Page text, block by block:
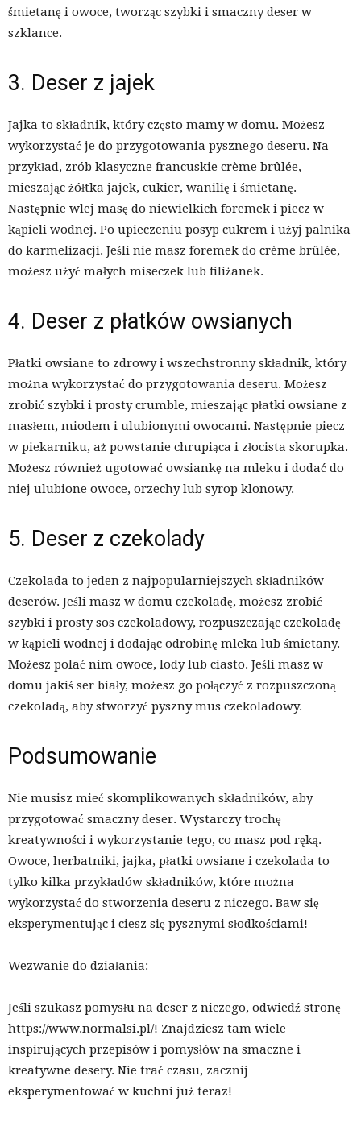
śmietanę i owoce, tworząc szybki i smaczny deser w
szklance.
3. Deser z jajek
Jajka to składnik, który często mamy w domu. Możesz
wykorzystać je do przygotowania pysznego deseru. Na
przykład, zrób klasyczne francuskie crème brûlée,
mieszając żółtka jajek, cukier, wanilię i śmietanę.
Następnie wlej masę do niewielkich foremek i piecz w
kąpieli wodnej. Po upieczeniu posyp cukrem i użyj palnika
do karmelizacji. Jeśli nie masz foremek do crème brûlée,
możesz użyć małych miseczek lub filiżanek.
4. Deser z płatków owsianych
Płatki owsiane to zdrowy i wszechstronny składnik, który
można wykorzystać do przygotowania deseru. Możesz
zrobić szybki i prosty crumble, mieszając płatki owsiane z
masłem, miodem i ulubionymi owocami. Następnie piecz
w piekarniku, aż powstanie chrupiąca i złocista skorupka.
Możesz również ugotować owsiankę na mleku i dodać do
niej ulubione owoce, orzechy lub syrop klonowy.
5. Deser z czekolady
Czekolada to jeden z najpopularniejszych składników
deserów. Jeśli masz w domu czekoladę, możesz zrobić
szybki i prosty sos czekoladowy, rozpuszczając czekoladę
w kąpieli wodnej i dodając odrobinę mleka lub śmietany.
Możesz polać nim owoce, lody lub ciasto. Jeśli masz w
domu jakiś ser biały, możesz go połączyć z rozpuszczoną
czekoladą, aby stworzyć pyszny mus czekoladowy.
Podsumowanie
Nie musisz mieć skomplikowanych składników, aby
przygotować smaczny deser. Wystarczy trochę
kreatywności i wykorzystanie tego, co masz pod ręką.
Owoce, herbatniki, jajka, płatki owsiane i czekolada to
tylko kilka przykładów składników, które można
wykorzystać do stworzenia deseru z niczego. Baw się
eksperymentując i ciesz się pysznymi słodkościami!
Wezwanie do działania:
Jeśli szukasz pomysłu na deser z niczego, odwiedź stronę
https://www.normalsi.pl/! Znajdziesz tam wiele
inspirujących przepisów i pomysłów na smaczne i
kreatywne desery. Nie trać czasu, zacznij
eksperymentować w kuchni już teraz!